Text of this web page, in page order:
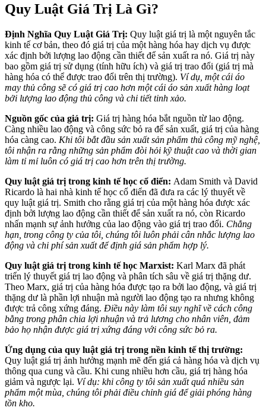
Quy Luật Giá Trị Là Gì?
Định Nghĩa Quy Luật Giá Trị: Quy luật giá trị là một nguyên tắc
kinh tế cơ bản, theo đó giá trị của một hàng hóa hay dịch vụ được
xác định bởi lượng lao động cần thiết để sản xuất ra nó. Giá trị này
bao gồm giá trị sử dụng (tính hữu ích) và giá trị trao đổi (giá trị mà
hàng hóa có thể được trao đổi trên thị trường). Ví dụ, một cái áo
may thủ công sẽ có giá trị cao hơn một cái áo sản xuất hàng loạt
bởi lượng lao động thủ công và chi tiết tinh xảo.
Nguồn gốc của giá trị: Giá trị hàng hóa bắt nguồn từ lao động.
Càng nhiều lao động và công sức bỏ ra để sản xuất, giá trị của hàng
hóa càng cao. Khi tôi bắt đầu sản xuất sản phẩm thủ công mỹ nghệ,
tôi nhận ra rằng những sản phẩm đòi hỏi kỹ thuật cao và thời gian
làm tỉ mỉ luôn có giá trị cao hơn trên thị trường.
Quy luật giá trị trong kinh tế học cổ điển: Adam Smith và David
Ricardo là hai nhà kinh tế học cổ điển đã đưa ra các lý thuyết về
quy luật giá trị. Smith cho rằng giá trị của một hàng hóa được xác
định bởi lượng lao động cần thiết để sản xuất ra nó, còn Ricardo
nhấn mạnh sự ảnh hưởng của lao động vào giá trị trao đổi. Chẳng
hạn, trong công ty của tôi, chúng tôi luôn phải cân nhắc lượng lao
động và chi phí sản xuất để định giá sản phẩm hợp lý.
Quy luật giá trị trong kinh tế học Marxist: Karl Marx đã phát
triển lý thuyết giá trị lao động và phân tích sâu về giá trị thặng dư.
Theo Marx, giá trị của hàng hóa được tạo ra bởi lao động, và giá trị
thặng dư là phần lợi nhuận mà người lao động tạo ra nhưng không
được trả công xứng đáng. Điều này làm tôi suy nghĩ về cách công
bằng trong phân chia lợi nhuận và trả lương cho nhân viên, đảm
bảo họ nhận được giá trị xứng đáng với công sức bỏ ra.
Ứng dụng của quy luật giá trị trong nền kinh tế thị trường:
Quy luật giá trị ảnh hưởng mạnh mẽ đến giá cả hàng hóa và dịch vụ
thông qua cung và cầu. Khi cung nhiều hơn cầu, giá trị hàng hóa
giảm và ngược lại. Ví dụ: khi công ty tôi sản xuất quá nhiều sản
phẩm một mùa, chúng tôi phải điều chỉnh giá để giải phóng hàng
tồn kho.